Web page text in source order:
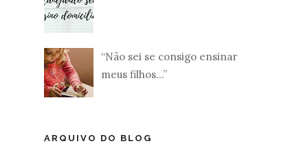
“Não sei se consigo ensinar
meus filhos...”
ARQUIVO DO BLOG